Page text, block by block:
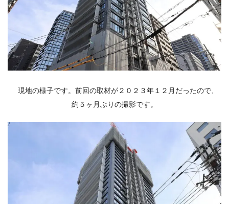
現地の様子です。前回の取材が２０２３年１２月だったので、
約５ヶ月ぶりの撮影です。